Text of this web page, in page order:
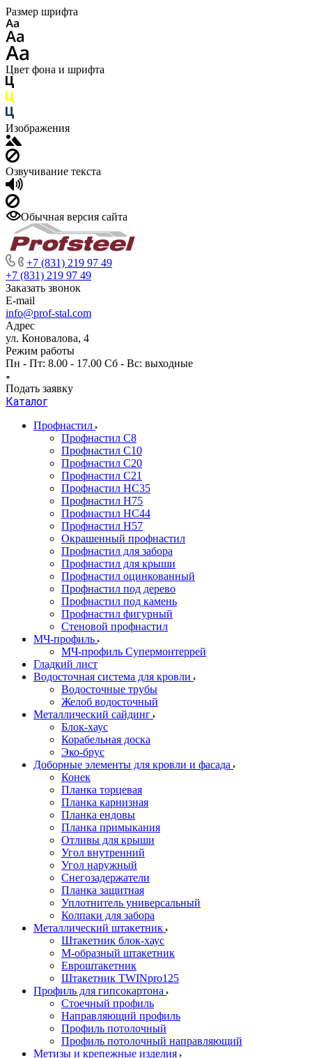
Размер шрифта
Цвет фона и шрифта
Изображения
Озвучивание текста
Обычная версия сайта
+7 (831) 219 97 49
+7 (831) 219 97 49
Заказать звонок
E-mail
info@prof-stal.com
Адрес
ул. Коновалова, 4
Режим работы
Пн - Пт: 8.00 - 17.00 Сб - Вс: выходные
Подать заявку
Каталог
Профнастил
Профнастил С8
Профнастил С10
Профнастил С20
Профнастил С21
Профнастил НС35
Профнастил Н75
Профнастил HC44
Профнастил Н57
Окрашенный профнастил
Профнастил для забора
Профнастил для крыши
Профнастил оцинкованный
Профнастил под дерево
Профнастил под камень
Профнастил фигурный
Стеновой профнастил
МЧ-профиль
МЧ-профиль Супермонтеррей
Гладкий лист
Водосточная система для кровли
Водосточные трубы
Желоб водосточный
Металлический сайдинг
Блок-хаус
Корабельная доска
Эко-брус
Доборные элементы для кровли и фасада
Конек
Планка торцевая
Планка карнизная
Планка ендовы
Планка примыкания
Отливы для крыши
Угол внутренний
Угол наружный
Снегозадержатели
Планка защитная
Уплотнитель универсальный
Колпаки для забора
Металлический штакетник
Штакетник блок-хаус
М-образный штакетник
Евроштакетник
Штакетник TWINpro125
Профиль для гипсокартона
Стоечный профиль
Направляющий профиль
Профиль потолочный
Профиль потолочный направляющий
Метизы и крепежные изделия